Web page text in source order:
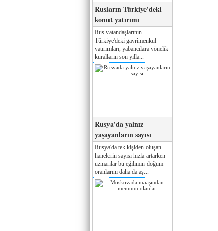
Rusların Türkiye'deki
konut yatırımı
Rus vatandaşlarının
Türkiye'deki gayrimenkul
yatırımları, yabancılara yönelik
kuralların son yılla...
Rusya'da yalnız
yaşayanların sayısı
Rusya'da tek kişiden oluşan
hanelerin sayısı hızla artarken
uzmanlar bu eğilimin doğum
oranlarını daha da aş...